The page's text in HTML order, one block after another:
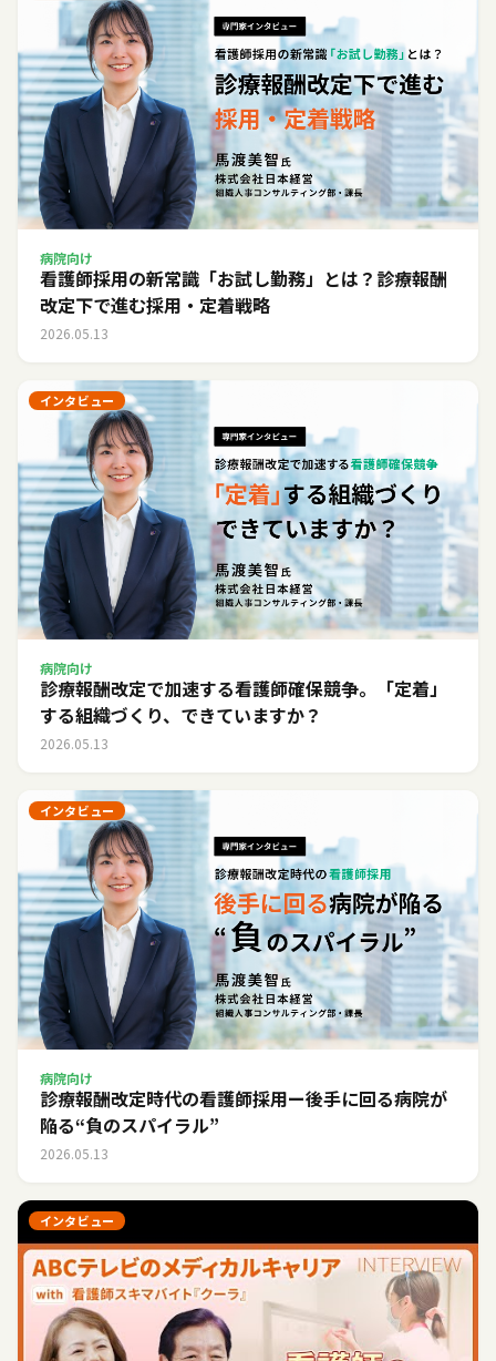
病院向け
看護師採用の新常識「お試し勤務」とは？診療報酬
改定下で進む採用・定着戦略
2026.05.13
インタビュー
病院向け
診療報酬改定で加速する看護師確保競争。「定着」
する組織づくり、できていますか？
2026.05.13
インタビュー
病院向け
診療報酬改定時代の看護師採用ー後手に回る病院が
陥る“負のスパイラル”
2026.05.13
インタビュー